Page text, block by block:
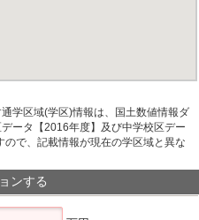
学区域(学区)情報は、国土数値情報ダ
ータ【2016年度】及び中学校区デー
で、記載情報が現在の学区域と異な
ンする